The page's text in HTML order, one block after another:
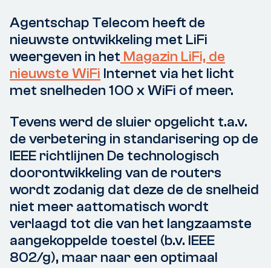
Agentschap Telecom heeft de
nieuwste ontwikkeling met LiFi
weergeven in het Magazin LiFi, de
nieuwste WiFi Internet via het licht
met snelheden 100 x WiFi of meer.
Tevens werd de sluier opgelicht t.a.v.
de verbetering in standarisering op de
IEEE richtlijnen De technologisch
doorontwikkeling van de routers
wordt zodanig dat deze de de snelheid
niet meer aattomatisch wordt
verlaagd tot die van het langzaamste
aangekoppelde toestel (b.v. IEEE
802/g), maar naar een optimaal